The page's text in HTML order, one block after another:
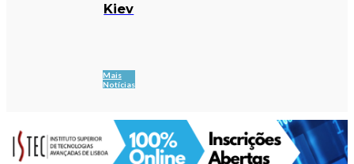
Kiev
Mais
Notícias